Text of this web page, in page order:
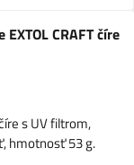
CRAFT číre
s UV filtrom,
hmotnosť 53 g.